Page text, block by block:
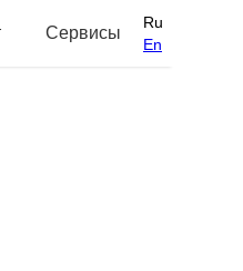
Сервисы
Ru
En